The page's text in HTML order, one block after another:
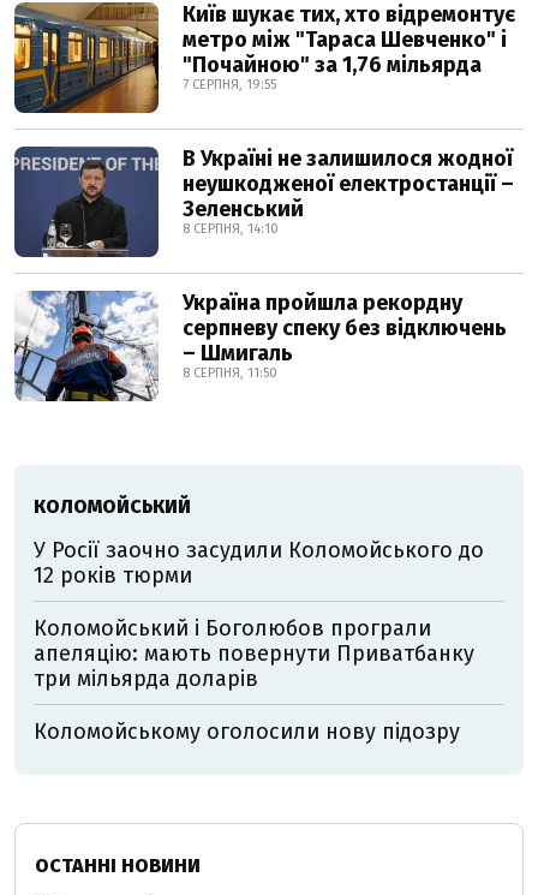
Київ шукає тих, хто відремонтує
метро між "Тараса Шевченко" і
"Почайною" за 1,76 мільярда
7 СЕРПНЯ, 19:55
В Україні не залишилося жодної
неушкодженої електростанції –
Зеленський
8 СЕРПНЯ, 14:10
Україна пройшла рекордну
серпневу спеку без відключень
– Шмигаль
8 СЕРПНЯ, 11:50
КОЛОМОЙСЬКИЙ
У Росії заочно засудили Коломойського до
12 років тюрми
Коломойський і Боголюбов програли
апеляцію: мають повернути Приватбанку
три мільярда доларів
Коломойському оголосили нову підозру
ОСТАННІ НОВИНИ